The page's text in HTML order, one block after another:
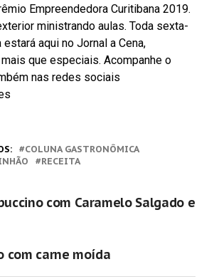
Empreendedora Curitibana 2019.
ministrando aulas. Toda sexta-
aqui no Jornal a Cena,
que especiais. Acompanhe o
nas redes sociais
COLUNA GASTRONÔMICA
RECEITA
com Caramelo Salgado e
com carne moída